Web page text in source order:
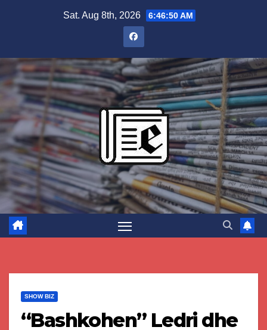
Sat. Aug 8th, 2026 6:46:51 AM
SHOW BIZ
“Bashkohen” Ledri dhe